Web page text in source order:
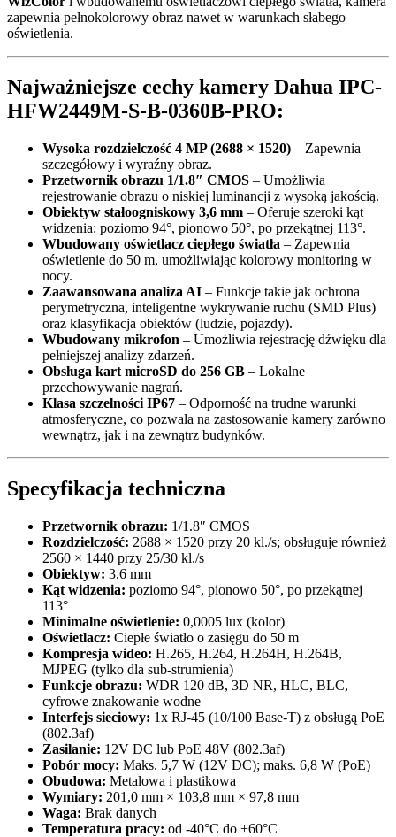
zapewnia pełnokolorowy obraz nawet w warunkach słabego
oświetlenia.
Najważniejsze cechy kamery Dahua IPC-
HFW2449M-S-B-0360B-PRO:
Wysoka rozdzielczość 4 MP (2688 × 1520) – Zapewnia
szczegółowy i wyraźny obraz.
Przetwornik obrazu 1/1.8″ CMOS – Umożliwia
rejestrowanie obrazu o niskiej luminancji z wysoką jakością.
Obiektyw stałoogniskowy 3,6 mm – Oferuje szeroki kąt
widzenia: poziomo 94°, pionowo 50°, po przekątnej 113°.
Wbudowany oświetlacz ciepłego światła – Zapewnia
oświetlenie do 50 m, umożliwiając kolorowy monitoring w
nocy.
Zaawansowana analiza AI – Funkcje takie jak ochrona
perymetryczna, inteligentne wykrywanie ruchu (SMD Plus)
oraz klasyfikacja obiektów (ludzie, pojazdy).
Wbudowany mikrofon – Umożliwia rejestrację dźwięku dla
pełniejszej analizy zdarzeń.
Obsługa kart microSD do 256 GB – Lokalne
przechowywanie nagrań.
Klasa szczelności IP67 – Odporność na trudne warunki
atmosferyczne, co pozwala na zastosowanie kamery zarówno
wewnątrz, jak i na zewnątrz budynków.
Specyfikacja techniczna
Przetwornik obrazu: 1/1.8″ CMOS
Rozdzielczość: 2688 × 1520 przy 20 kl./s; obsługuje również
2560 × 1440 przy 25/30 kl./s
Obiektyw: 3,6 mm
Kąt widzenia: poziomo 94°, pionowo 50°, po przekątnej
113°
Minimalne oświetlenie: 0,0005 lux (kolor)
Oświetlacz: Ciepłe światło o zasięgu do 50 m
Kompresja wideo: H.265, H.264, H.264H, H.264B,
MJPEG (tylko dla sub-strumienia)
Funkcje obrazu: WDR 120 dB, 3D NR, HLC, BLC,
cyfrowe znakowanie wodne
Interfejs sieciowy: 1x RJ-45 (10/100 Base-T) z obsługą PoE
(802.3af)
Zasilanie: 12V DC lub PoE 48V (802.3af)
Pobór mocy: Maks. 5,7 W (12V DC); maks. 6,8 W (PoE)
Obudowa: Metalowa i plastikowa
Wymiary: 201,0 mm × 103,8 mm × 97,8 mm
Waga: Brak danych
Temperatura pracy: od -40°C do +60°C